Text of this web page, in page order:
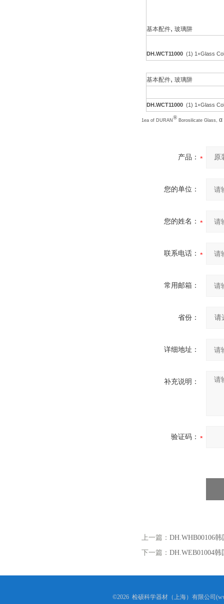
基本配件, 玻璃阱
DH.WCT11000 (1) 1 ×Glass
基本配件, 玻璃阱
DH.WCT11000 (1) 1 ×Glass
1ea of DURAN ® Borosilicate Glass, α
产品：
您的单位：
您的姓名：
联系电话：
常用邮箱：
省份：
详细地址：
补充说明：
验证码：
上一篇： DH.WHB00106
下一篇： DH.WEB01004
©2026 检硕科学器材（上海）有限公司